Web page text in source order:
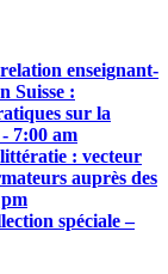
enseignant-
Suisse :
sur la
7:00 am
: vecteur
auprès des
spéciale –